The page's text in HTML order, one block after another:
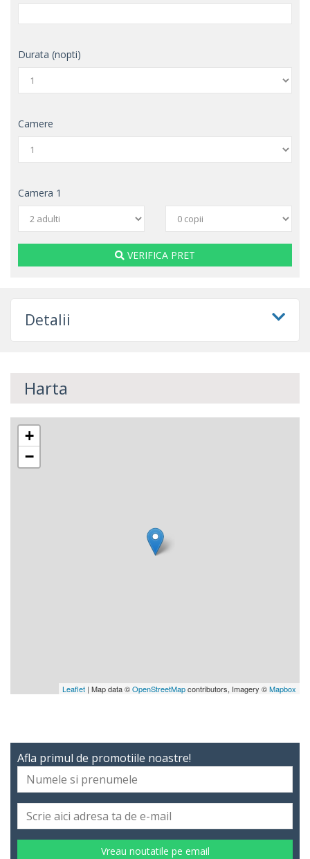
Durata (nopti)
Camere
Camera 1
VERIFICA PRET
Detalii
Harta
+
−
Leaflet | Map data ©OpenStreetMapcontributors, Imagery ©Mapbox
Afla primul de promotiile noastre!
Vreau noutatile pe email